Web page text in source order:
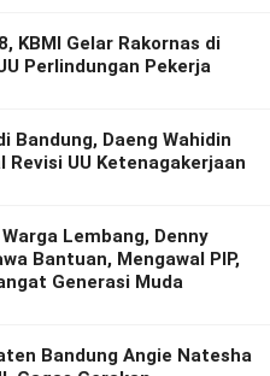
KBMI Gelar Rakornas di
Perlindungan Pekerja
Bandung, Daeng Wahidin
Revisi UU Ketenagakerjaan
Lembang, Denny
Bantuan, Mengawal PIP,
Generasi Muda
Bandung Angie Natesha